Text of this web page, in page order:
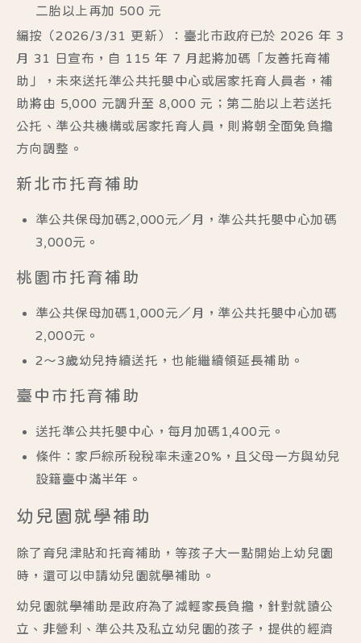
二胎以上再加 500 元
編按（2026/3/31 更新）：臺北市政府已於 2026 年 3
月 31 日宣布， 自 115 年 7 月起將加碼「友善托育補
助」，未來送托準公共托嬰中心或居家托育人員者，補
助將由 5,000 元調升至 8,000 元；第二胎以上若送托
公托、準公共機構或居家托育人員，則將朝全面免負擔
方向調整。
新北市托育補助
準公共保母加碼2,000元／月，準公共托嬰中心加碼
3,000元。
桃園市托育補助
準公共保母加碼1,000元／月，準公共托嬰中心加碼
2,000元。
2～3歲幼兒持續送托，也能繼續領延長補助。
臺中市托育補助
送托準公共托嬰中心，每月加碼1,400元。
條件：家戶綜所稅稅率未達20%，且父母一方與幼兒
設籍臺中滿半年。
幼兒園就學補助
除了育兒津貼和托育補助，等孩子大一點開始上幼兒園
時，還可以申請幼兒園就學補助。
幼兒園就學補助是政府為了減輕家長負擔，針對就讀公
立、非營利、準公共及私立幼兒園的孩子，提供的經濟